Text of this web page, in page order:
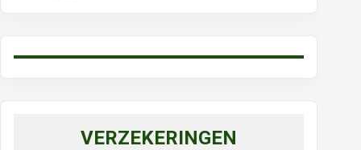
VERZEKERINGEN